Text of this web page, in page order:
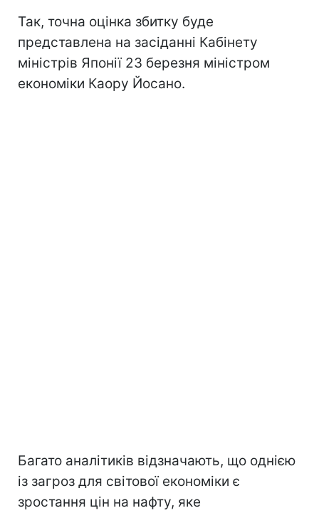
Так, точна оцінка збитку буде
представлена на засіданні Кабінету
міністрів Японії 23 березня міністром
економіки Каору Йосано.
Багато аналітиків відзначають, що однією
із загроз для світової економіки є
зростання цін на нафту, яке